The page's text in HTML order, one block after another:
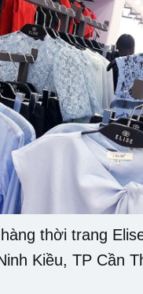
thời trang
Kiều, TP Cần